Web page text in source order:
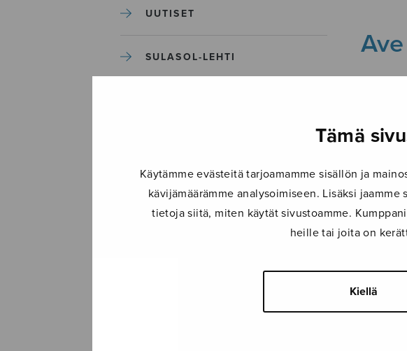
Tämä
Käytämme evästeitä tarjoamamme sisällön ja
kävijämäärämme analysoimiseen. Lisäksi
tietoja siitä, miten käytät sivustoamme.
heille tai joita on
Kiellä
UUTISET
SULASOL-LEHTI
TAPAHTUMAT